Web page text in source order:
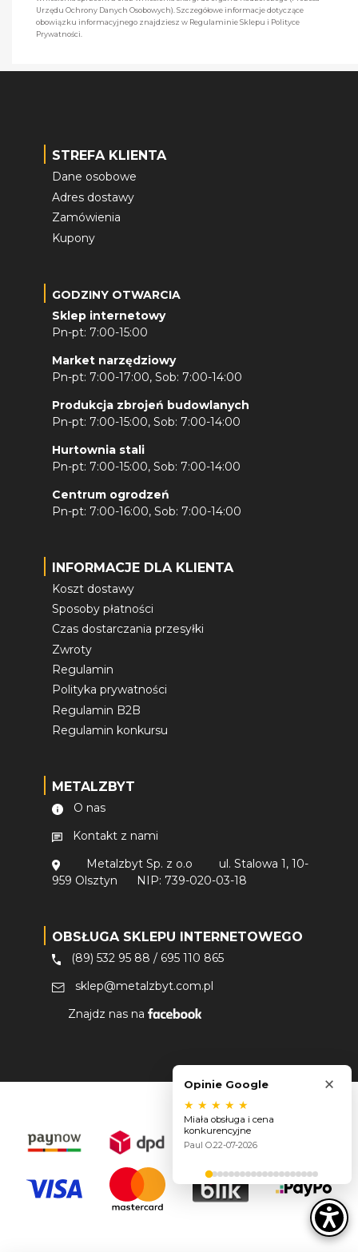
Urzędu Ochrony Danych Osobowych). Szczegółowe informacje dotyczące
obowiązku informacyjnego znajdziesz w Regulaminie Sklepu i Polityce
Prywatności.
STREFA KLIENTA
Dane osobowe
Adres dostawy
Zamówienia
Kupony
GODZINY OTWARCIA
Sklep internetowy
Pn-pt: 7:00-15:00
Market narzędziowy
Pn-pt: 7:00-17:00, Sob: 7:00-14:00
Produkcja zbrojeń budowlanych
Pn-pt: 7:00-15:00, Sob: 7:00-14:00
Hurtownia stali
Pn-pt: 7:00-15:00, Sob: 7:00-14:00
Centrum ogrodzeń
Pn-pt: 7:00-16:00, Sob: 7:00-14:00
INFORMACJE DLA KLIENTA
Koszt dostawy
Sposoby płatności
Czas dostarczania przesyłki
Zwroty
Regulamin
Polityka prywatności
Regulamin B2B
Regulamin konkursu
METALZBYT
O nas
Kontakt z nami
Metalzbyt Sp. z o.o
ul. Stalowa 1, 10-
959 Olsztyn
NIP: 739-020-03-18
OBSŁUGA SKLEPU INTERNETOWEGO
(89) 532 95 88 / 695 110 865
sklep@metalzbyt.com.pl
Znajdz nas na
Opinie Google ×
★ ★ ★ ★ ★
Miała obsługa i cena
konkurencyjne
Paul O.22-07-2026